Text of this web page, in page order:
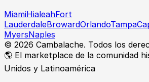
MiamiHialeahFort
LauderdaleBrowardOrlandoTampa
MyersNaples
© 2026 Cambalache. Todos los
🌎 El marketplace de la comunidad
Unidos y Latinoamérica